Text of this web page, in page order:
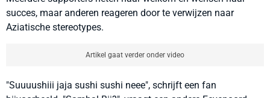
succes, maar anderen reageren door te verwijzen naar
Aziatische stereotypes.
Artikel gaat verder onder video
"Suuuushiii jaja sushi sushi neee", schrijft een fan